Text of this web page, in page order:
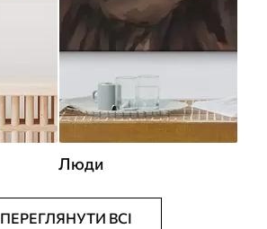
Люди
ПЕРЕГЛЯНУТИ ВСІ